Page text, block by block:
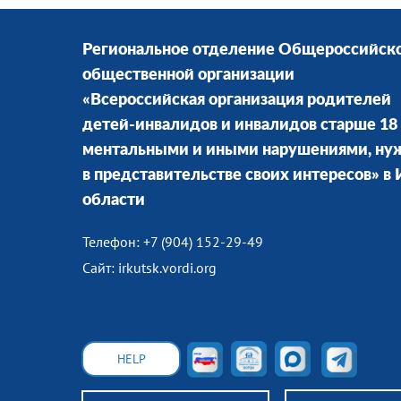
Региональное отделение
общественной организации
«Всероссийская организация родителей
детей-инвалидов и инвалидов старше 18
ментальными и иными нарушениями,
в представительстве своих интересов» в
области
Телефон: +7 (904) 152-29-49
Сайт: irkutsk.vordi.org
HELP